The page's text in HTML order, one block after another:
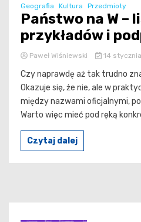
Geografia Kultura Przedmioty
Państwo na W –
przykładów i
Paweł Wiśniewski 14
Czy naprawdę aż tak trudno
Okazuje się, że nie, ale w
między nazwami oficjalnymi,
Warto więc mieć pod ręką
Czytaj dalej